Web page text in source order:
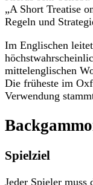
„A Short Treatise
Regeln und
Im Englischen
mittelenglischen
Die früheste im
Verwendung
Spielziel
Jeder Spieler muss